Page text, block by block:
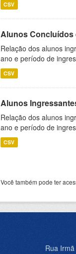
CSV
Alunos Concluídos
Relação dos alunos
ano e período de
CSV
Alunos
Relação dos alunos
ano e período de
CSV
Você também pode ter
Rua